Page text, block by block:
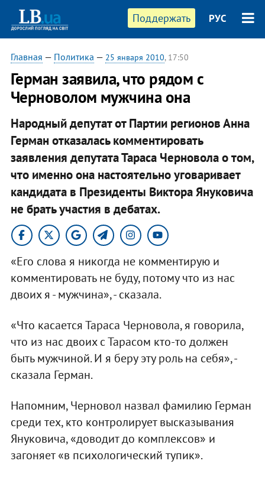
Поддержать РУС
Главная — Политика — 25 января 2010, 17:50
Герман заявила, что рядом с
Черноволом мужчина она
Народный депутат от Партии регионов Анна
Герман отказалась комментировать
заявления депутата Тараса Черновола о том,
что именно она настоятельно уговаривает
кандидата в Президенты Виктора Януковича
не брать участия в дебатах.
«Его слова я никогда не комментирую и
комментировать не буду, потому что из нас
двоих я - мужчина», - сказала.
«Что касается Тараса Черновола, я говорила,
что из нас двоих с Тарасом кто-то должен
быть мужчиной. И я беру эту роль на себя», -
сказала Герман.
Напомним, Черновол назвал фамилию Герман
среди тех, кто контролирует высказывания
Януковича, «доводит до комплексов» и
загоняет «в психологический тупик».